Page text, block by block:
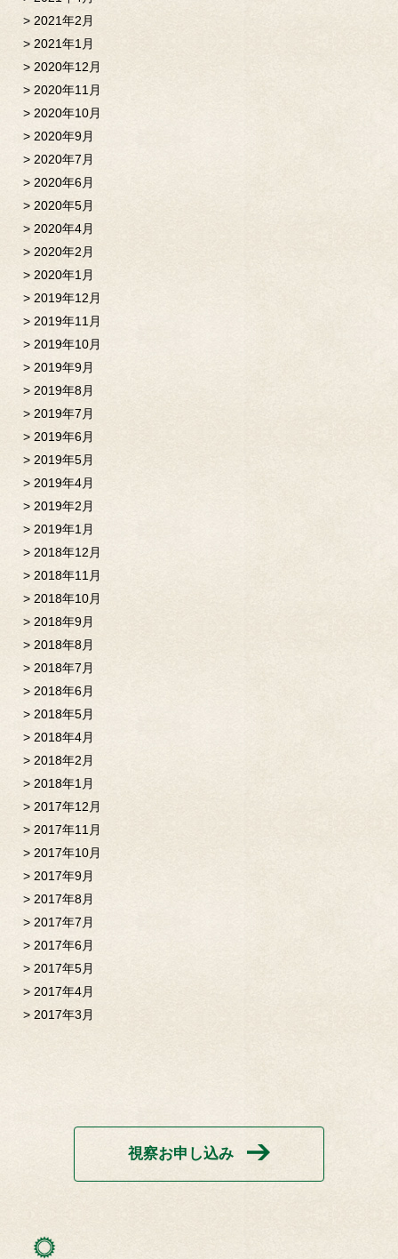
2021年2月
2021年1月
2020年12月
2020年11月
2020年10月
2020年9月
2020年7月
2020年6月
2020年5月
2020年4月
2020年2月
2020年1月
2019年12月
2019年11月
2019年10月
2019年9月
2019年8月
2019年7月
2019年6月
2019年5月
2019年4月
2019年2月
2019年1月
2018年12月
2018年11月
2018年10月
2018年9月
2018年8月
2018年7月
2018年6月
2018年5月
2018年4月
2018年2月
2018年1月
2017年12月
2017年11月
2017年10月
2017年9月
2017年8月
2017年7月
2017年6月
2017年5月
2017年4月
2017年3月
視察お申し込み